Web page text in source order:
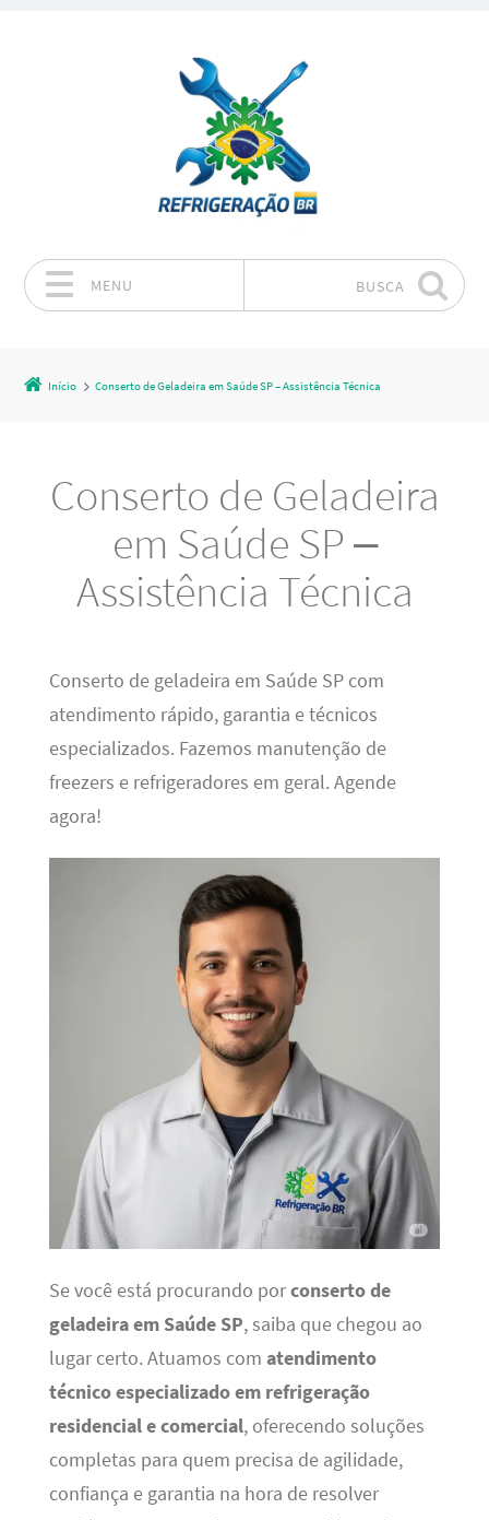
MENU BUSCA
Início Conserto de Geladeira em Saúde SP – Assistência Técnica
Conserto de Geladeira
em Saúde SP –
Assistência Técnica
Conserto de geladeira em Saúde SP com
atendimento rápido, garantia e técnicos
especializados. Fazemos manutenção de
freezers e refrigeradores em geral. Agende
agora!
Se você está procurando porconserto de
geladeira em Saúde SP, saiba que chegou ao
lugar certo. Atuamos com atendimento
técnico especializado em refrigeração
residencial e comercial, oferecendo soluções
completas para quem precisa de agilidade,
confiança e garantia na hora de resolver